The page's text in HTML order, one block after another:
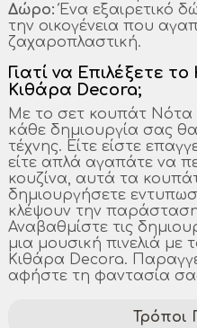
Δώρο: Ένα εξαιρετικό
την οικογένεια που
ζαχαροπλαστική.
Γιατί να Επιλέξετε
Κιθάρα Decora;
Με το σετ κουπάτ Νότα
κάθε δημιουργία σας θα
τέχνης. Είτε είστε
είτε απλά αγαπάτε να
κουζίνα, αυτά τα
δημιουργήσετε
κλέψουν την
Αναβαθμίστε τις
μια μουσική πινελιά
Κιθάρα Decora.
αφήστε τη φαντασία
Τρόποι